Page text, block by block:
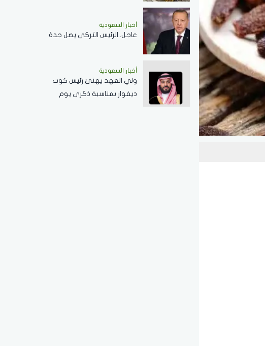
أخبار السعودية
عاجل..الرئيس التركي يصل جدة
أخبار السعودية
ولي العهد يهنئ رئيس كوت
ديفوار بمناسبة ذكرى يوم